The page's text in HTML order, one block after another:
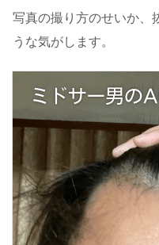
写真の撮り方のせいか、
うな気がします。